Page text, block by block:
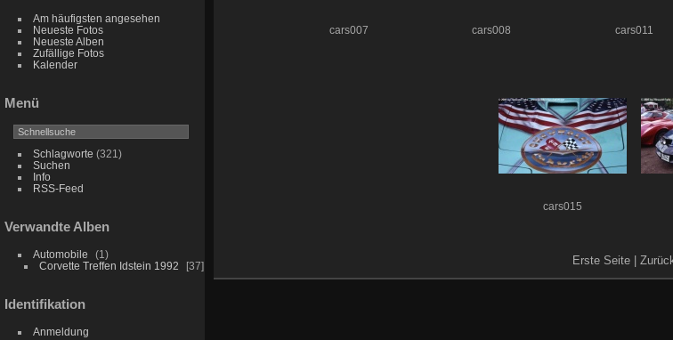
Am häufigsten angesehen
Neueste Fotos
Neueste Alben
Zufällige Fotos
Kalender
Menü
Schlagworte (321)
Suchen
Info
RSS-Feed
Verwandte Alben
Automobile
1
Corvette Treffen Idstein 1992
37
Identifikation
Anmeldung
cars007 cars008 cars011
cars015
Erste Seite | Zurück